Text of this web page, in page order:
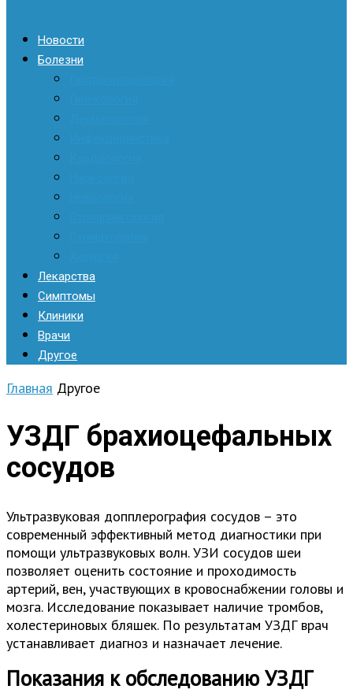
Новости
Болезни
Лекарства
Симптомы
Клиники
Врачи
Другое
Главная Другое
УЗДГ брахиоцефальных
сосудов
Ультразвуковая допплерография сосудов – это
современный эффективный метод диагностики при
помощи ультразвуковых волн. УЗИ сосудов шеи
позволяет оценить состояние и проходимость
артерий, вен, участвующих в кровоснабжении головы и
мозга. Исследование показывает наличие тромбов,
холестериновых бляшек. По результатам УЗДГ врач
устанавливает диагноз и назначает лечение.
Показания к обследованию УЗДГ